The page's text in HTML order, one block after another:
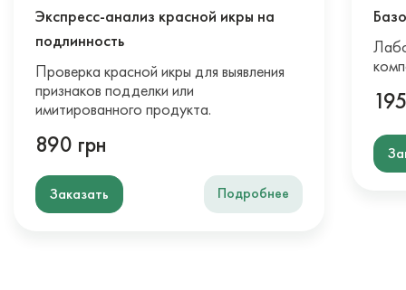
Экспресс-анализ красной икры на
подлинность
Проверка красной икры для выявления
признаков подделки или
имитированного продукта.
890 грн
Заказать Подробнее